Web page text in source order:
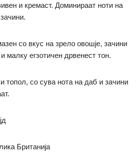
и кремаст. Доминираат ноти на
со вкус на зрело овошје, зачини
малку егзотичен дрвенест тон.
топол, со сува нота на даб и зачини
Британија